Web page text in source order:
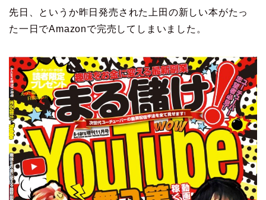
先日、というか昨日発売された上田の新しい本がたっ
た一日でAmazonで完売してしまいました。